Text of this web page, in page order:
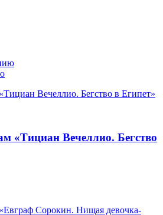
«Тициан Вечеллио. Бегство
₽